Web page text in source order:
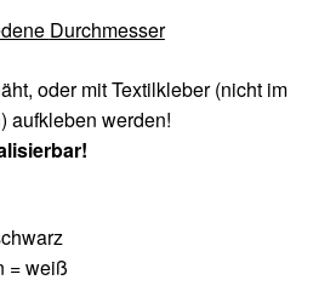
Durchmesser
oder mit Textilkleber (nicht im
aufkleben werden!
= weiß